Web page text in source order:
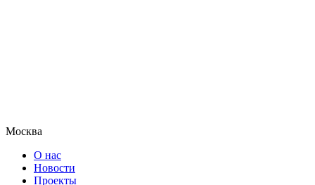
Москва
О нас
Новости
Проекты